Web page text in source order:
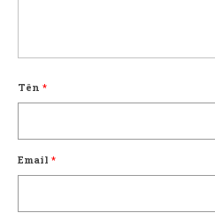
Tên *
Email *